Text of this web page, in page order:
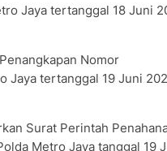
Jaya tertanggal 18 Juni
Nomor
Jaya tertanggal 19 Juni
Surat Perintah
Metro Jaya tanggal 19